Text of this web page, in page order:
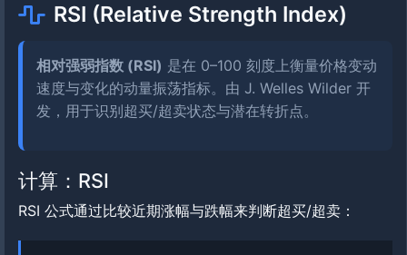
RSI (Relative Strength Index)
相对强弱指数 (RSI) 是在 0–100 刻度上衡量价格变动
速度与变化的动量振荡指标。由 J. Welles Wilder 开
发，用于识别超买/超卖状态与潜在转折点。
计算：RSI
RSI 公式通过比较近期涨幅与跌幅来判断超买/超卖：